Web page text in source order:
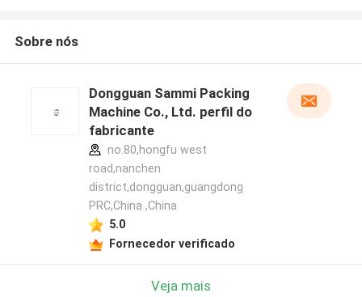
Sobre nós
Dongguan Sammi Packing
Machine Co., Ltd. perfil do
fabricante
no.80,hongfu west
road,nanchen
district,dongguan,guangdong
PRC,China ,China
5.0
Fornecedor verificado
Veja mais